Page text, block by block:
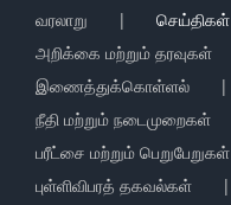
வரலாறு
செய்திகள்
அறிக்கை மற்றும் தரவுகள்
இணைத்துக்கொள்ளல்
நீதி மற்றும் நடைமுறைகள்
பரீட்சை மற்றும் பெறுபேறுகள்
புள்ளிவிபரத் தகவல்கள்